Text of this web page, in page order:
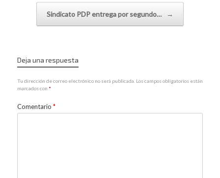
Sindicato PDP entrega por segundo… →
Deja una respuesta
Tu dirección de correo electrónico no será publicada. Los campos obligatorios están
marcados con *
Comentario *